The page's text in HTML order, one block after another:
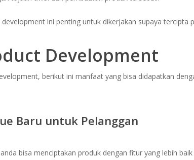
ini penting untuk dikerjakan supaya tercipta
Development
berikut ini manfaat yang bisa didapatkan
Baru untuk Pelanggan
bisa menciptakan produk dengan fitur yang lebih